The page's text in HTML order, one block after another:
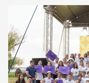
Поиск по рубрикам
Поиск по дате